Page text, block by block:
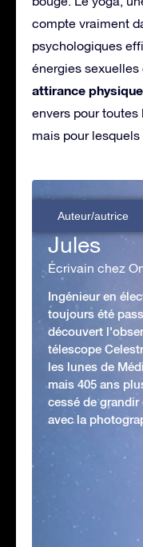
compte vraiment
psychologiques
énergies sexuelles
attirance
envers pour
mais pour lesquels
Auteur/autrice
Jules
Écrivain chez
Ingénieur en
toujours été
découvert
télescope
les lunes de
mais 405 ans
cessé de
avec la